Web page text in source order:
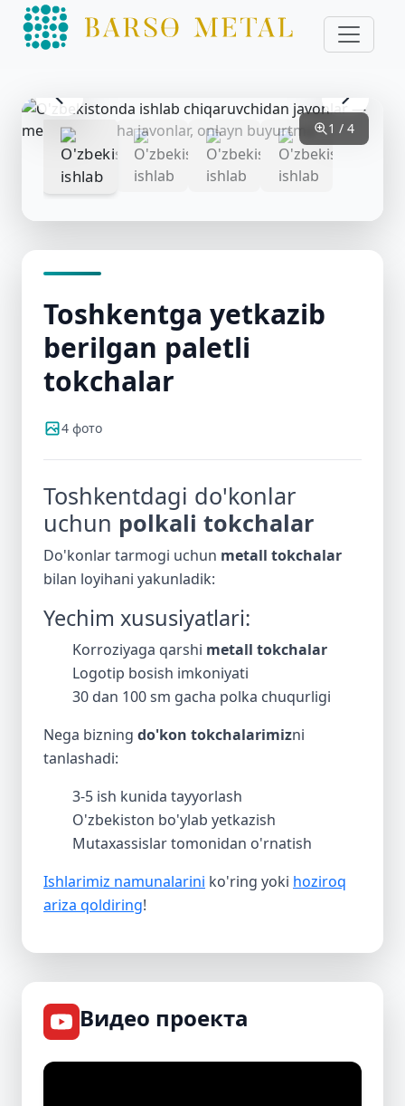
1 / 4
Toshkentga yetkazib
berilgan paletli
tokchalar
4 фото
Toshkentdagi do'konlar
uchun polkali tokchalar
Do'konlar tarmogi uchun metall tokchalar
bilan loyihani yakunladik:
Yechim xususiyatlari:
Korroziyaga qarshi metall tokchalar
Logotip bosish imkoniyati
30 dan 100 sm gacha polka chuqurligi
Nega bizning do'kon tokchalarimizni
tanlashadi:
3-5 ish kunida tayyorlash
O'zbekiston bo'ylab yetkazish
Mutaxassislar tomonidan o'rnatish
Ishlarimiz namunalarini ko'ring yoki hoziroq
ariza qoldiring!
Видео проекта